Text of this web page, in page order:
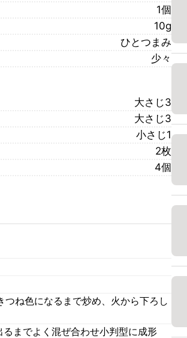
1個
10g
ひとつまみ
少々
大さじ3
大さじ3
小さじ1
2枚
4個
ね色になるまで炒め、火から下ろし
までよく混ぜ合わせ小判型に成形